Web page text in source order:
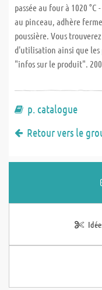
passée au four à 1020
au pinceau, adhère
poussière. Vous
d'utilisation ainsi que les
"infos sur le produit".
p. catalogue
Retour vers le